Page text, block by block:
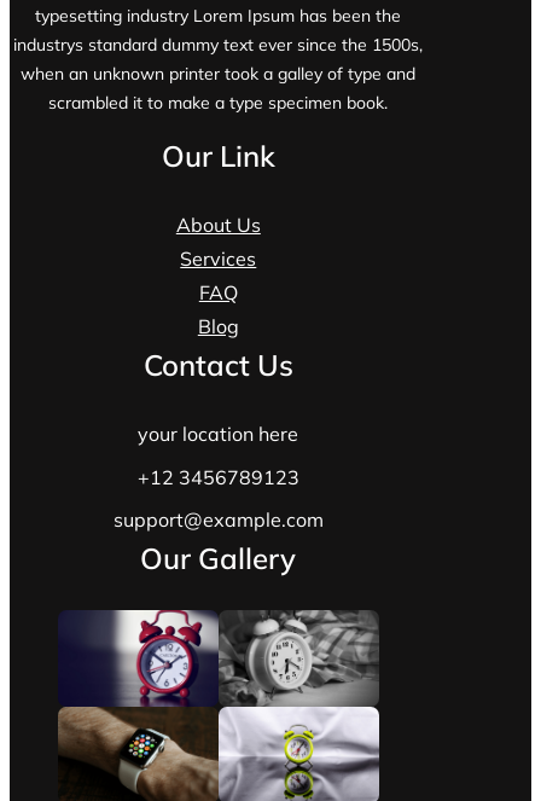
typesetting industry Lorem Ipsum has been the
industrys standard dummy text ever since the 1500s,
when an unknown printer took a galley of type and
scrambled it to make a type specimen book.
Our Link
About Us
Services
FAQ
Blog
Contact Us
your location here
+12 3456789123
support@example.com
Our Gallery